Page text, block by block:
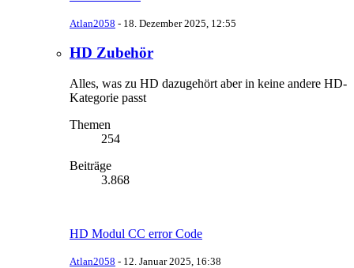
Atlan2058 - 18. Dezember 2025, 12:55
HD Zubehör
Alles, was zu HD dazugehört aber in keine andere HD-
Kategorie passt
Themen
254
Beiträge
3.868
HD Modul CC error Code
Atlan2058 - 12. Januar 2025, 16:38